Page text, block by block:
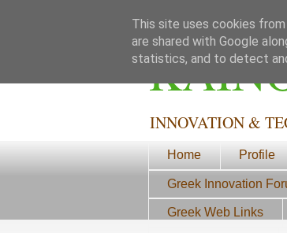
INNOVATION &
Home Profile
Greek Innovation
Greek Web Links
This site uses cookies
are shared with Google
statistics, and to detect